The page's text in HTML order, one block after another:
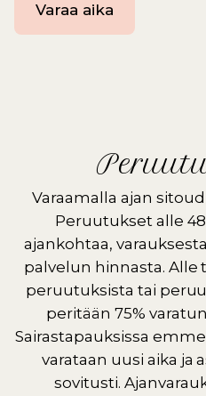
Varaa aika
Varaamalla ajan
Peruutukset alle
ajankohtaa,
palvelun hinnasta. Alle
peruutuksista tai
peritään 75%
Sairastapauksissa
varataan uusi aika ja
sovitusti.